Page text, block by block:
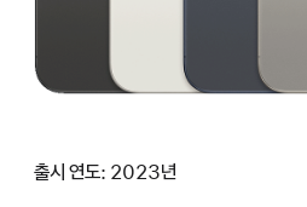
출시 연도: 2023년